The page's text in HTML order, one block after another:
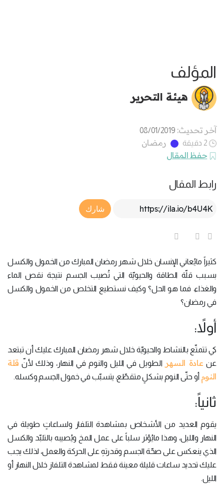
المؤلف
هيئة التحرير
آخر تحديث: 08/01/2019
2 دقيقة
رمضان
حفظ المقال
رابط المقال
Article Link
شارك
كثيراً مايُعاني الإنسان خلال شهر رمضان المبارك من الخمول والكسل
بسبب قلّة الطاقة والحيويّة التي تُصيب الجسم نتيجة نقص الماء
والغذاء، فما هو الحل؟ وكيف نستطيع التخلص من الخمول والكسل
في رمضان؟
أولاً:
كي تتمتّع بالنشاط والحيويّة خلال شهر رمضان المبارك عليك أن تبتعد
عن عادة السهر الطويل في الليل والنوم في النهار، وذلك لأنّ قلة
النوم أو حتّى النوم بشكلٍ متقطّع، يتسبّب في خمول الجسم وكسله.
ثانياً:
يقوم العديد من الأشخاص بمشاهدة التلفاز ولساعاتٍ طويلة في
النهار والليل، وهذا مايُؤثر سلباً على عمل المخ ويُصيبه بالتلبّد والكسل
الذي ينعكس على صحّة الجسم وقدرتهِ على الحركة والعمل، لذلك يجب
عليك تحديد ساعات قليلة معينة فقط لمشاهدة التلفاز خلال النهار أو
الليل.